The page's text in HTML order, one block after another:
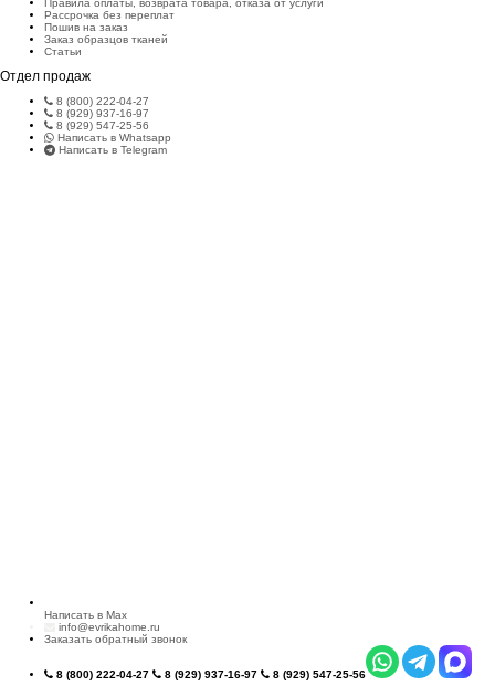
Правила оплаты, возврата товара, отказа от услуги
Рассрочка без переплат
Пошив на заказ
Заказ образцов тканей
Статьи
Отдел продаж
8 (800) 222-04-27
8 (929) 937-16-97
8 (929) 547-25-56
Написать в Whatsapp
Написать в Telegram
Написать в Max
info@evrikahome.ru
Заказать обратный звонок
8 (800) 222-04-27 8 (929) 937-16-97 8 (929) 547-25-56